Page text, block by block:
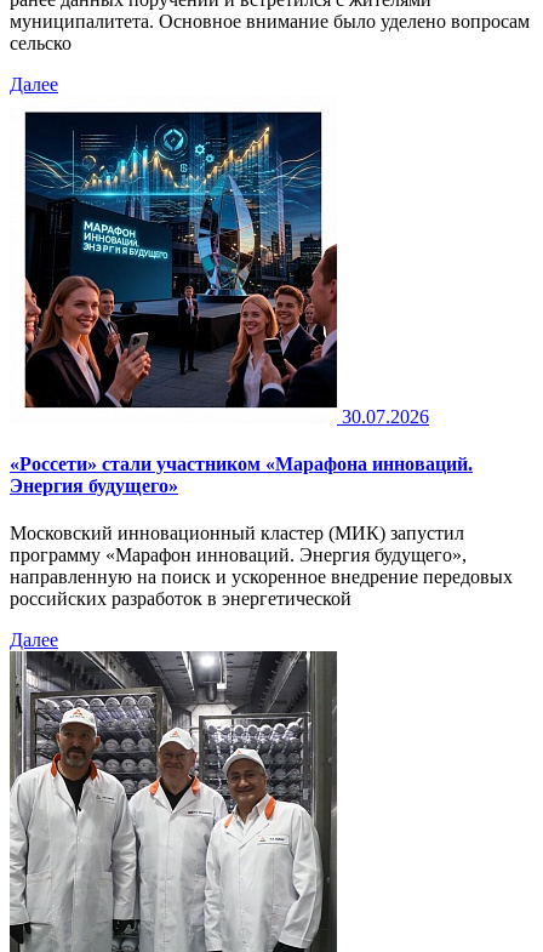
муниципалитета. Основное внимание было уделено вопросам
сельско
Далее
30.07.2026
«Россети» стали участником «Марафона инноваций.
Энергия будущего»
Московский инновационный кластер (МИК) запустил
программу «Марафон инноваций. Энергия будущего»,
направленную на поиск и ускоренное внедрение передовых
российских разработок в энергетической
Далее